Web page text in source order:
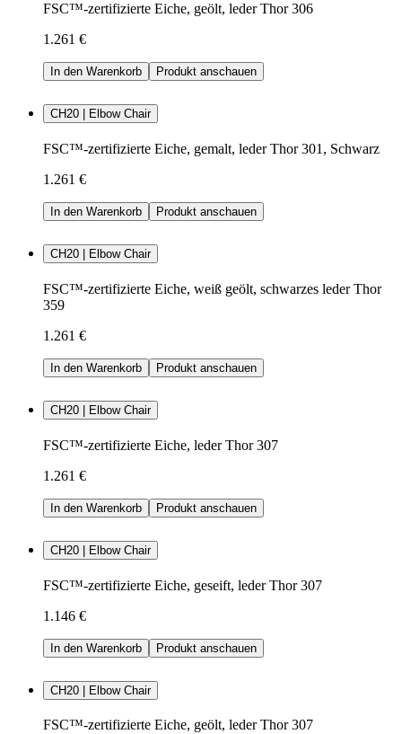
FSC™-zertifizierte Eiche, geölt, leder Thor 306
1.261 €
In den Warenkorb Produkt anschauen
CH20 | Elbow Chair
FSC™-zertifizierte Eiche, gemalt, leder Thor 301, Schwarz
1.261 €
In den Warenkorb Produkt anschauen
CH20 | Elbow Chair
FSC™-zertifizierte Eiche, weiß geölt, schwarzes leder Thor
359
1.261 €
In den Warenkorb Produkt anschauen
CH20 | Elbow Chair
FSC™-zertifizierte Eiche, leder Thor 307
1.261 €
In den Warenkorb Produkt anschauen
CH20 | Elbow Chair
FSC™-zertifizierte Eiche, geseift, leder Thor 307
1.146 €
In den Warenkorb Produkt anschauen
CH20 | Elbow Chair
FSC™-zertifizierte Eiche, geölt, leder Thor 307